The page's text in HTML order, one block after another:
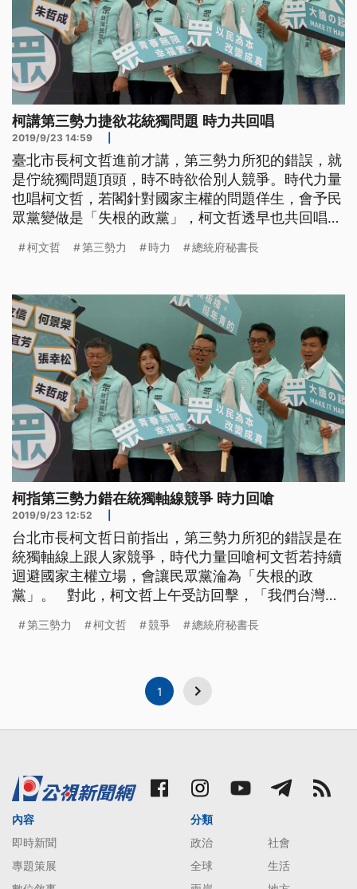
柯講第三勢力捷欲花統獨問題 時力共回唱
2019/9/23 14:59
臺北市長柯文哲進前才講，第三勢力所犯的錯誤，就
是佇統獨問題頂頭，時不時欲佮別人競爭。時代力量
也唱柯文哲，若閣針對國家主權的問題佯生，會予民
眾黨變做是「失根的政黨」，柯文哲透早也共回唱：
為(時力)說你持續迴避國家主權 不是 我們台灣的主體
怪 這個常常是這樣啦 我們需要的是明治維新 不是義
和團 兩
柯文哲 第三勢力 時力 總統府秘書長
柯指第三勢力錯在統獨軸線競爭 時力回嗆
2019/9/23 12:52
台北市長柯文哲日前指出，第三勢力所犯的錯誤是在
統獨軸線上跟人家競爭，時代力量回嗆柯文哲若持續
迴避國家主權立場，會讓民眾黨淪為「失根的政
黨」。 對此，柯文哲上午受訪回擊，「我們台灣的
到？我說奇怪，這個常常是這樣啦，我們需要的是明
質疑民眾黨名單沒有亮點，一席都
第三勢力 柯文哲 競爭 總統府秘書長
1
內容
即時新聞
專題策展
分類
政治
社會
全球
生活